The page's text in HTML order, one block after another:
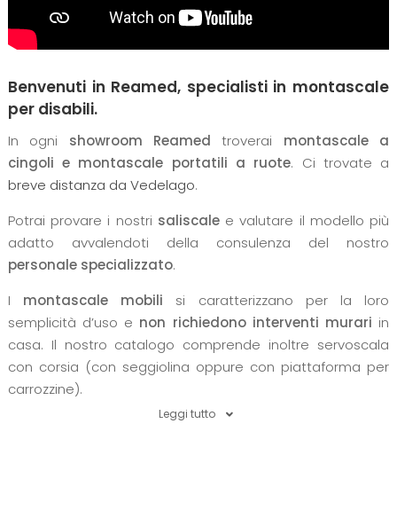
Benvenuti in Reamed, specialisti in montascale
per disabili.
In ogni showroom Reamed troverai montascale a
cingoli e montascale portatili a ruote. Ci trovate a
breve distanza da Vedelago.
Potrai provare i nostri saliscalee valutare il modello più
adatto avvalendoti della consulenza del nostro
personale specializzato.
I montascale mobili si caratterizzano per la loro
semplicità d’uso e non richiedono interventi murari in
casa. Il nostro catalogo comprende inoltre servoscala
con corsia (con seggiolina oppure con piattaforma per
carrozzine).
Leggi tutto